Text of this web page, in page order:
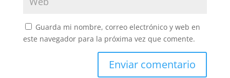
Guarda mi nombre, correo electrónico y web en
este navegador para la próxima vez que comente.